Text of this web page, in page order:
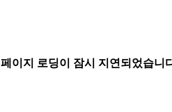
페이지 로딩이 잠시 지연되었습니